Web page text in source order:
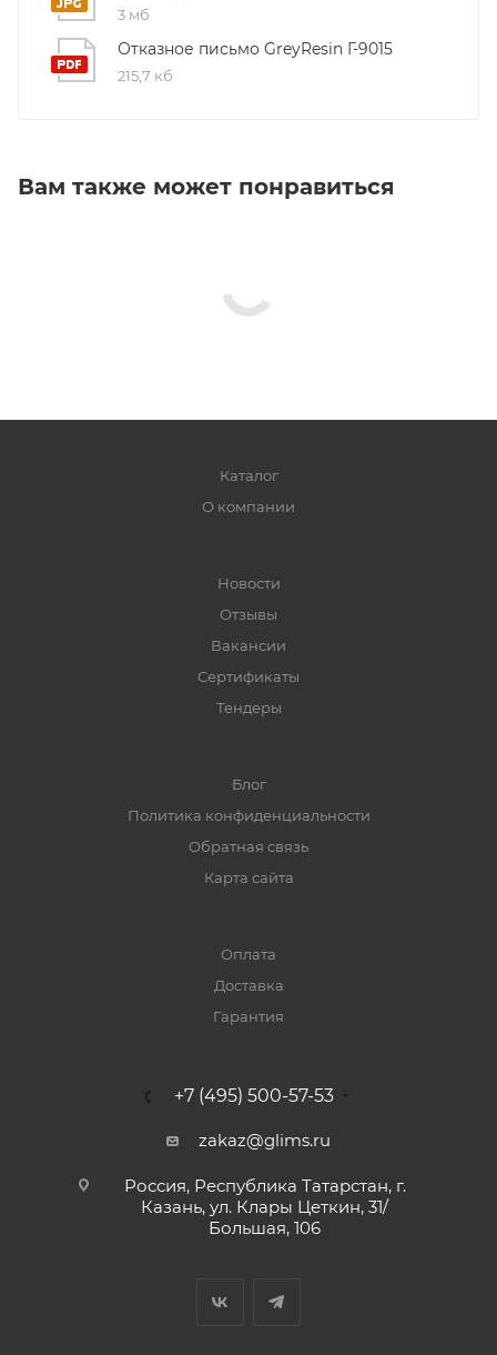
3 мб
Отказное письмо GreyResin Г-9015
215,7 кб
Вам также может понравиться
Каталог
О компании
Новости
Отзывы
Вакансии
Сертификаты
Тендеры
Блог
Политика конфиденциальности
Обратная связь
Карта сайта
Оплата
Доставка
Гарантия
+7 (495) 500-57-53
zakaz@glims.ru
Россия, Республика Татарстан, г.
Казань, ул. Клары Цеткин, 31/
Большая, 106